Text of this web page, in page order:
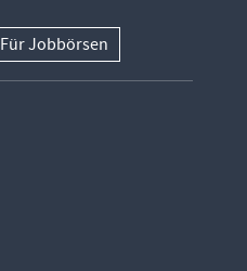
Für Jobbörsen